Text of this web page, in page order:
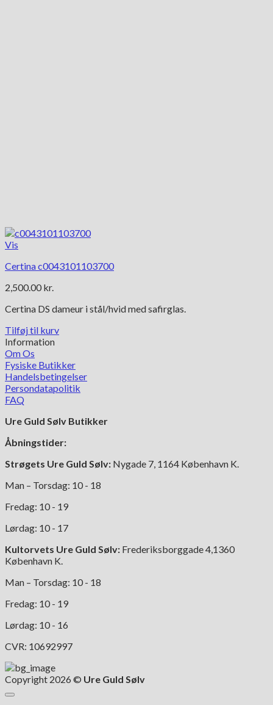
Vis
Certina c0043101103700
2,500.00 kr.
Certina DS dameur i stål/hvid med safirglas.
Tilføj til kurv
Information
Om Os
Fysiske Butikker
Handelsbetingelser
Persondatapolitik
FAQ
Ure Guld Sølv Butikker
Åbningstider:
Strøgets Ure Guld Sølv: Nygade 7, 1164 København K.
Man – Torsdag: 10 - 18
Fredag: 10 - 19
Lørdag: 10 - 17
Kultorvets Ure Guld Sølv: Frederiksborggade 4,1360
København K.
Man – Torsdag: 10 - 18
Fredag: 10 - 19
Lørdag: 10 - 16
CVR: 10692997
Copyright 2026 © Ure Guld Sølv